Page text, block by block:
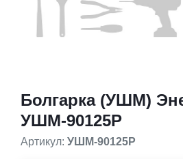
Болгарка (УШМ)
УШМ-90125Р
Артикул: УШМ-90125Р